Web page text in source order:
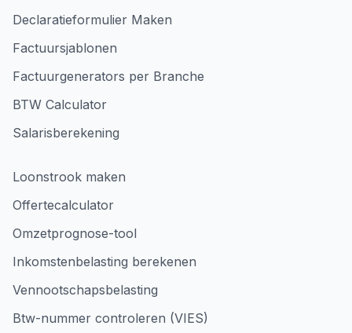
Declaratieformulier Maken
Factuursjablonen
Factuurgenerators per Branche
BTW Calculator
Salarisberekening
Loonstrook maken
Offertecalculator
Omzetprognose-tool
Inkomstenbelasting berekenen
Vennootschapsbelasting
Btw-nummer controleren (VIES)